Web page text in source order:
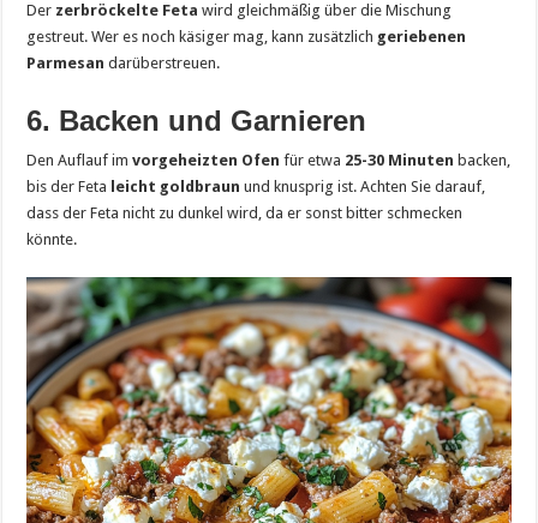
Der zerbröckelte Feta wird gleichmäßig über die Mischung
gestreut. Wer es noch käsiger mag, kann zusätzlich geriebenen
Parmesan darüberstreuen.
6. Backen und Garnieren
Den Auflauf imvorgeheizten Ofen für etwa 25-30 Minuten backen,
bis der Feta leicht goldbraun und knusprig ist. Achten Sie darauf,
dass der Feta nicht zu dunkel wird, da er sonst bitter schmecken
könnte.